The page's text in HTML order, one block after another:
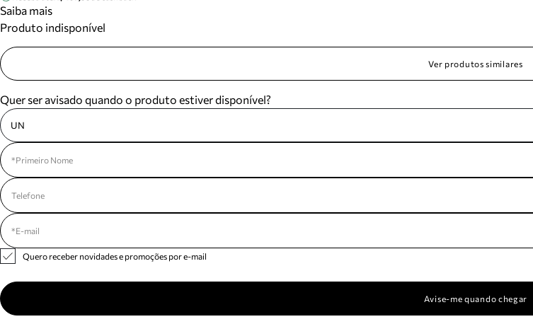
Saiba mais
Produto indisponível
Ver produtos similares
Quer ser avisado quando o produto estiver disponível?
UN
Quero receber novidades e promoções por e-mail
Avise-me quando chegar